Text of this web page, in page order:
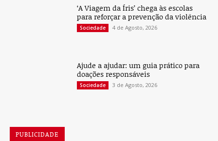
‘A Viagem da Íris’ chega às escolas
para reforçar a prevenção da violência
Sociedade 4 de Agosto, 2026
Ajude a ajudar: um guia prático para
doações responsáveis
Sociedade 3 de Agosto, 2026
PUBLICIDADE